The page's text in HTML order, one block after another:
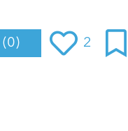
(0) 2